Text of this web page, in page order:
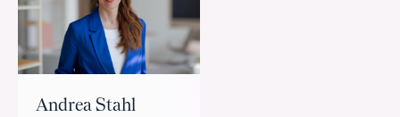
Andrea Stahl